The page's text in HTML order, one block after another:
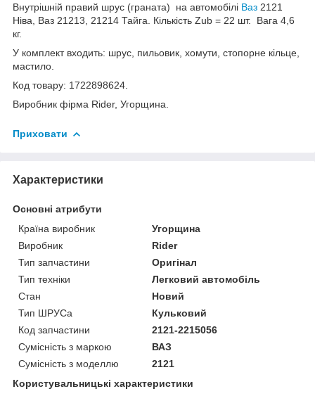
Внутрішній правий шрус (граната) на автомобілі Ваз 2121
Ніва, Ваз 21213, 21214 Тайга. Кількість Zub = 22 шт. Вага 4,6
кг.
У комплект входить: шрус, пильовик, хомути, стопорне кільце,
мастило.
Код товару: 1722898624.
Виробник фірма Rider, Угорщина.
Приховати
Характеристики
Основні атрибути
Країна виробник
Угорщина
Виробник
Rider
Тип запчастини
Оригінал
Тип техніки
Легковий автомобіль
Стан
Новий
Тип ШРУСа
Кульковий
Код запчастини
2121-2215056
Сумісність з маркою
ВАЗ
Сумісність з моделлю
2121
Користувальницькі характеристики